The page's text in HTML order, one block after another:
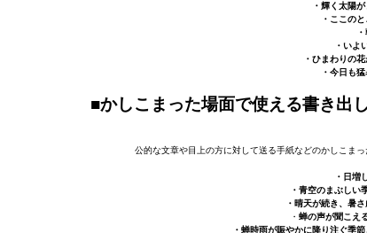
・輝く太陽
・ここの
・いよ
・ひまわりの
・今日も
■かしこまった場面で使える書き出
公的な文章や目上の方に対して送る手紙などのかしこま
・日増
・青空のまぶしい
・晴天が続き、暑
・ 蝉の声が聞こえ
・蝉時雨が賑やかに降り注ぐ季